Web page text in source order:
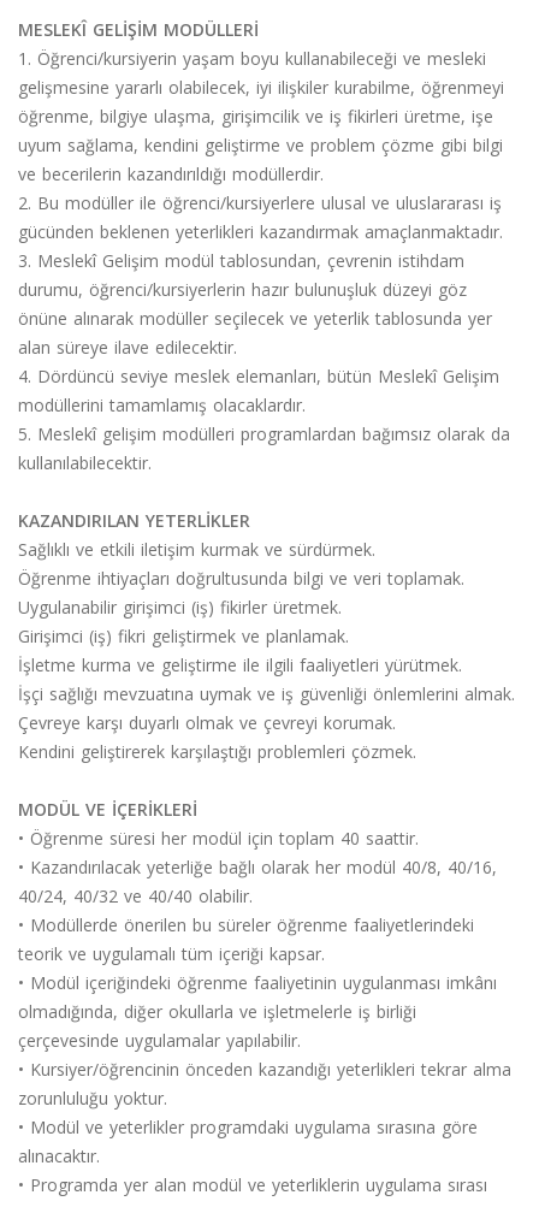
MESLEKÎ GELİŞİM MODÜLLERİ
1. Öğrenci/kursiyerin yaşam boyu kullanabileceği ve mesleki
gelişmesine yararlı olabilecek, iyi ilişkiler kurabilme, öğrenmeyi
öğrenme, bilgiye ulaşma, girişimcilik ve iş fikirleri üretme, işe
uyum sağlama, kendini geliştirme ve problem çözme gibi bilgi
ve becerilerin kazandırıldığı modüllerdir.
2. Bu modüller ile öğrenci/kursiyerlere ulusal ve uluslararası iş
gücünden beklenen yeterlikleri kazandırmak amaçlanmaktadır.
3. Meslekî Gelişim modül tablosundan, çevrenin istihdam
durumu, öğrenci/kursiyerlerin hazır bulunuşluk düzeyi göz
önüne alınarak modüller seçilecek ve yeterlik tablosunda yer
alan süreye ilave edilecektir.
4. Dördüncü seviye meslek elemanları, bütün Meslekî Gelişim
modüllerini tamamlamış olacaklardır.
5. Meslekî gelişim modülleri programlardan bağımsız olarak da
kullanılabilecektir.
KAZANDIRILAN YETERLİKLER
Sağlıklı ve etkili iletişim kurmak ve sürdürmek.
Öğrenme ihtiyaçları doğrultusunda bilgi ve veri toplamak.
Uygulanabilir girişimci (iş) fikirler üretmek.
Girişimci (iş) fikri geliştirmek ve planlamak.
İşletme kurma ve geliştirme ile ilgili faaliyetleri yürütmek.
İşçi sağlığı mevzuatına uymak ve iş güvenliği önlemlerini almak.
Çevreye karşı duyarlı olmak ve çevreyi korumak.
Kendini geliştirerek karşılaştığı problemleri çözmek.
MODÜL VE İÇERİKLERİ
• Öğrenme süresi her modül için toplam 40 saattir.
• Kazandırılacak yeterliğe bağlı olarak her modül 40/8, 40/16,
40/24, 40/32 ve 40/40 olabilir.
• Modüllerde önerilen bu süreler öğrenme faaliyetlerindeki
teorik ve uygulamalı tüm içeriği kapsar.
• Modül içeriğindeki öğrenme faaliyetinin uygulanması imkânı
olmadığında, diğer okullarla ve işletmelerle iş birliği
çerçevesinde uygulamalar yapılabilir.
• Kursiyer/öğrencinin önceden kazandığı yeterlikleri tekrar alma
zorunluluğu yoktur.
• Modül ve yeterlikler programdaki uygulama sırasına göre
alınacaktır.
• Programda yer alan modül ve yeterliklerin uygulama sırası